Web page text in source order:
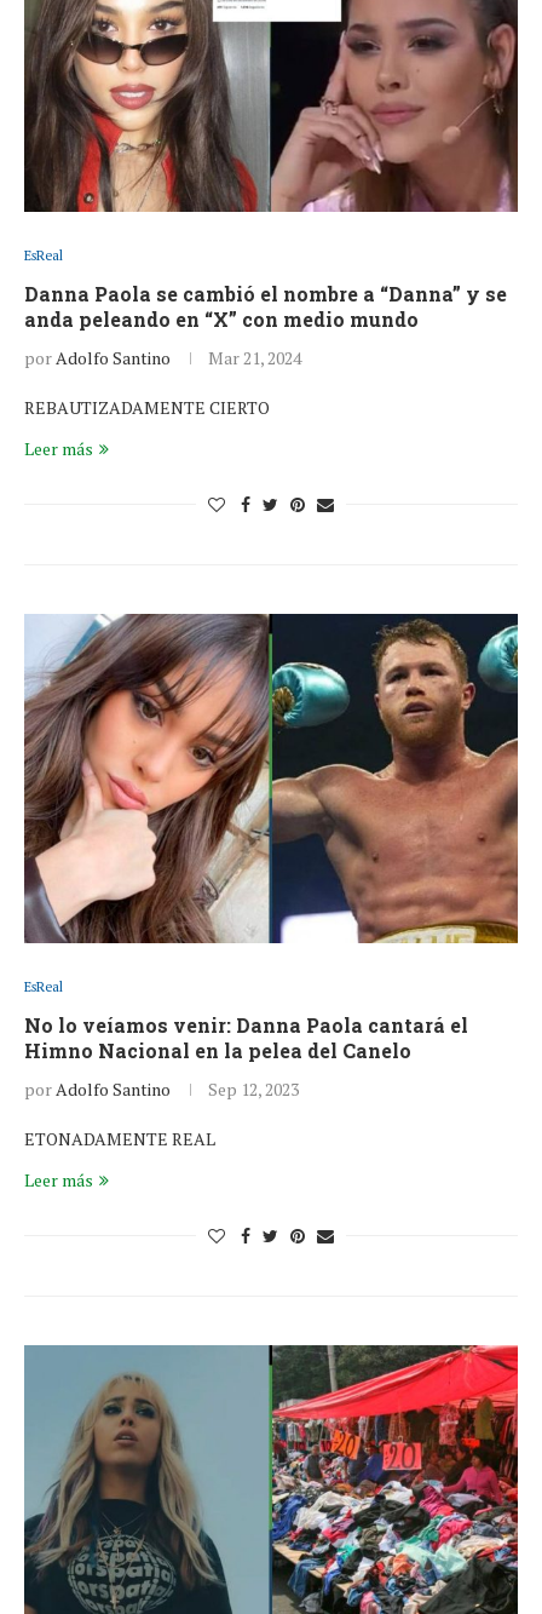
EsReal
Danna Paola se cambió el nombre a “Danna” y se
anda peleando en “X” con medio mundo
porAdolfo Santino Mar 21, 2024
REBAUTIZADAMENTE CIERTO
Leer más
EsReal
No lo veíamos venir: Danna Paola cantará el
Himno Nacional en la pelea del Canelo
porAdolfo Santino Sep 12, 2023
ETONADAMENTE REAL
Leer más